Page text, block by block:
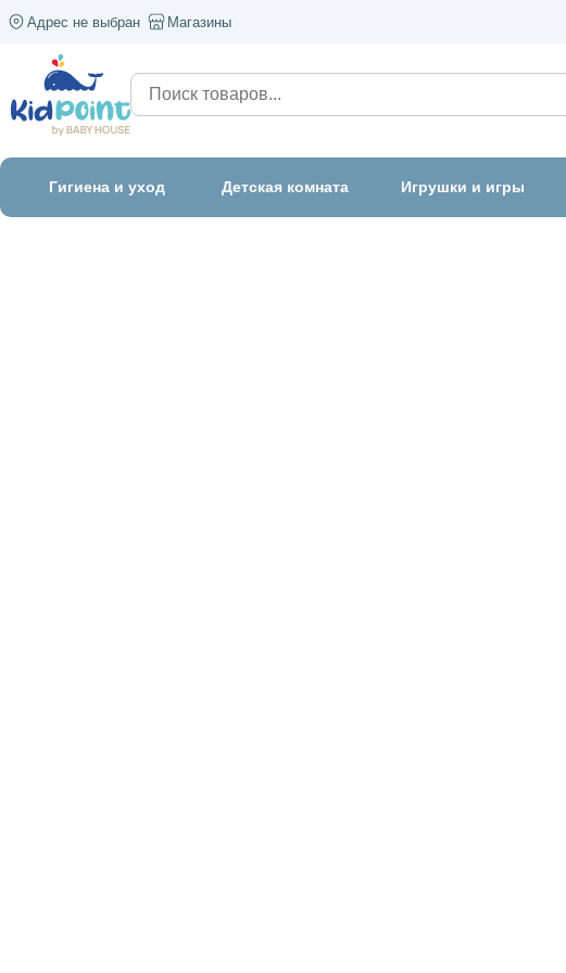
Адрес не выбран Магазины
Гигиена и уход Детская комната Игрушки и игры